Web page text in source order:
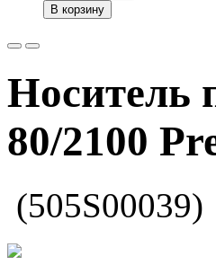
В корзину
Носитель
80/2100
(505S00039)